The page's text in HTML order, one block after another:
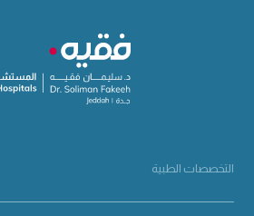
التخصصات الطبية